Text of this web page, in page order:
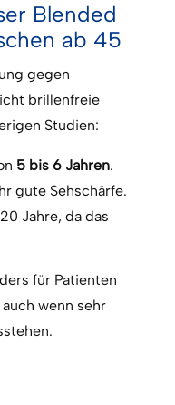
Blended
ab 45
gegen
brillenfreie
Studien:
5 bis 6 Jahren.
gute Sehschärfe.
Jahre, da das
für Patienten
wenn sehr